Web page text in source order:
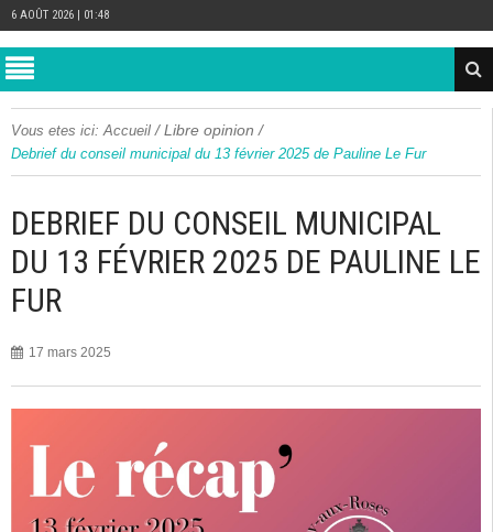
6 AOÛT 2026 | 01:48
Vous etes ici: Accueil /Libre opinion /
Debrief du conseil municipal du 13 février 2025 de Pauline Le Fur
DEBRIEF DU CONSEIL MUNICIPAL
DU 13 FÉVRIER 2025 DE PAULINE LE
FUR
17 mars 2025